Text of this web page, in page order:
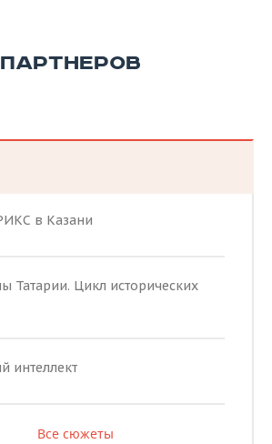
в Казани
Татарии. Цикл исторических
интеллект
Все сюжеты